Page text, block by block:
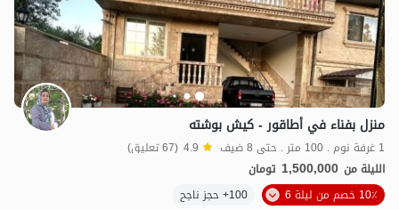
منزل بفناء في أطاقور - كيش بوشته
1 غرفة نوم . 100 متر . حتى 8 ضيف 4.9 (67 تعليق)
الليلة من 1,500,000 تومان
10٪ خصم من ليلة 6
100+ حجز ناجح